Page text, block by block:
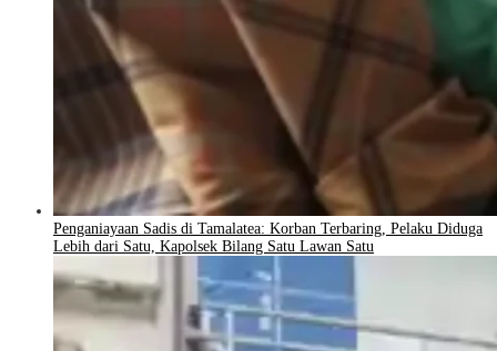
Penganiayaan Sadis di Tamalatea: Korban Terbaring, Pelaku Diduga
Lebih dari Satu, Kapolsek Bilang Satu Lawan Satu